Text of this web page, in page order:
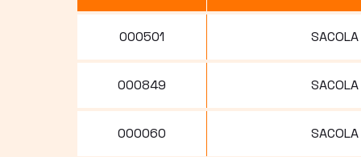
000501
000849
000060